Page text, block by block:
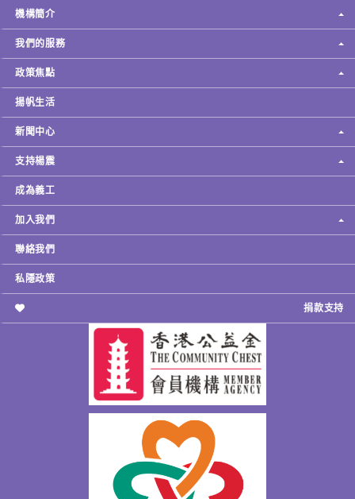
機構簡介
我們的服務
政策焦點
揚帆生活
新聞中心
支持楊震
成為義工
加入我們
聯絡我們
私隱政策
捐款支持